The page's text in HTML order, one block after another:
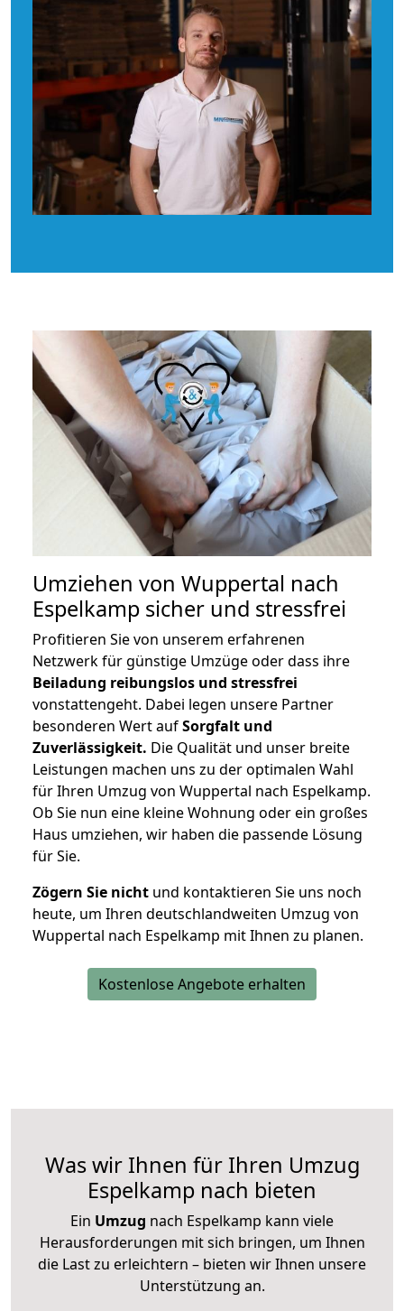
Umziehen von Wuppertal nach
Espelkamp sicher und stressfrei
Profitieren Sie von unserem erfahrenen
Netzwerk für günstige Umzüge oder dass ihre
Beiladung reibungslos und stressfrei
vonstattengeht. Dabei legen unsere Partner
besonderen Wert aufSorgfalt und
Zuverlässigkeit. Die Qualität und unser breite
Leistungen machen uns zu der optimalen Wahl
für Ihren Umzug von Wuppertal nach Espelkamp.
Ob Sie nun eine kleine Wohnung oder ein großes
Haus umziehen, wir haben die passende Lösung
für Sie.
Zögern Sie nicht und kontaktieren Sie uns noch
heute, um Ihren deutschlandweiten Umzug von
Wuppertal nach Espelkamp mit Ihnen zu planen.
Kostenlose Angebote erhalten
Was wir Ihnen für Ihren Umzug
Espelkamp nach bieten
Ein Umzug nach Espelkamp kann viele
Herausforderungen mit sich bringen, um Ihnen
die Last zu erleichtern – bieten wir Ihnen unsere
Unterstützung an.